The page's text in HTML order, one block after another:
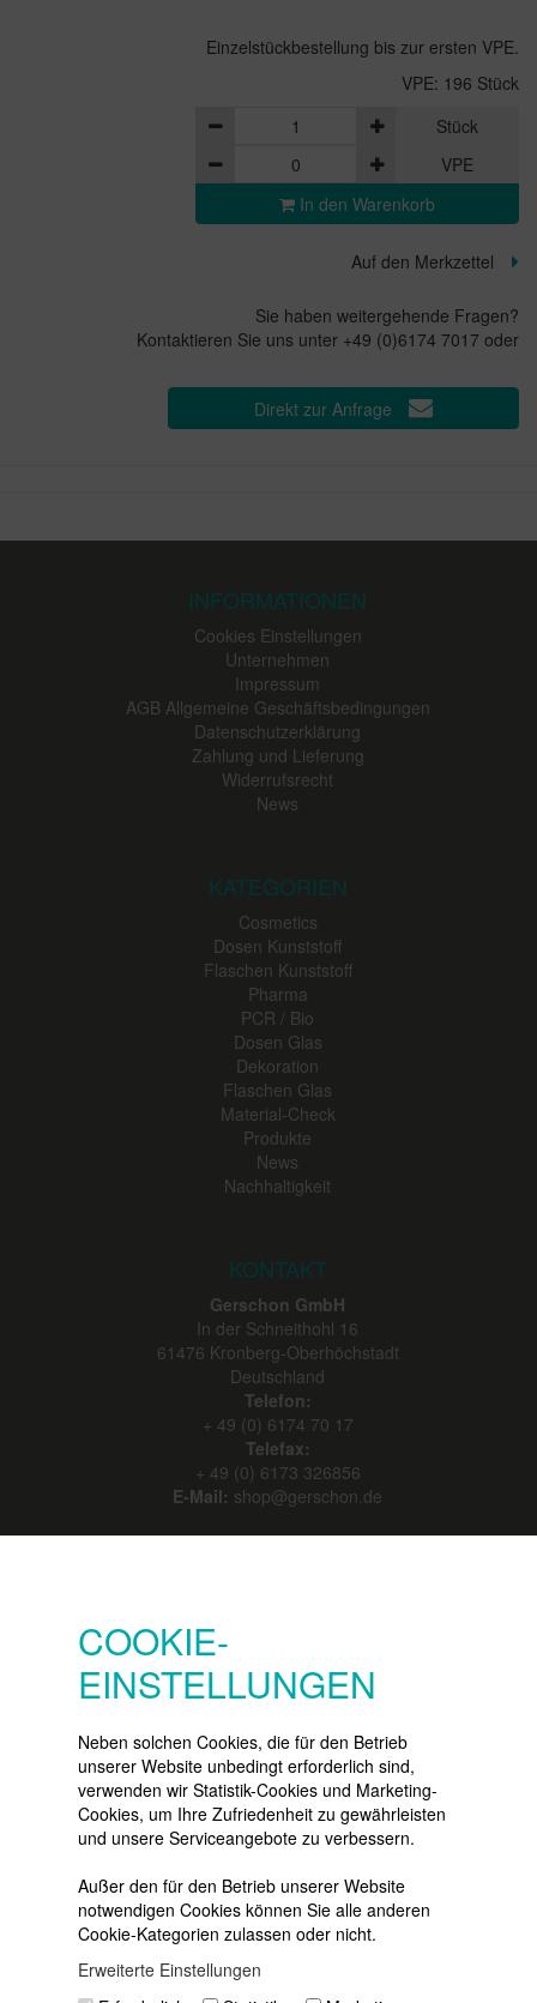
Einzelstückbestellung bis zur ersten VPE.
VPE: 196 Stück
Stück
VPE
In den Warenkorb
Auf den Merkzettel
Sie haben weitergehende Fragen?
Kontaktieren Sie uns unter +49 (0)6174 7017 oder
Direkt zur Anfrage
INFORMATIONEN
Cookies Einstellungen
Unternehmen
Impressum
AGB Allgemeine Geschäftsbedingungen
Datenschutzerklärung
Zahlung und Lieferung
Widerrufsrecht
News
KATEGORIEN
Cosmetics
Dosen Kunststoff
Flaschen Kunststoff
Pharma
PCR / Bio
Dosen Glas
Dekoration
Flaschen Glas
Material-Check
Produkte
News
Nachhaltigkeit
KONTAKT
Gerschon GmbH
In der Schneithohl 16
61476 Kronberg-Oberhöchstadt
Deutschland
Telefon:
+ 49 (0) 6174 70 17
Telefax:
+ 49 (0) 6173 326856
E-Mail: shop@gerschon.de
Warenkorb
Vertrag widerrufen
NEWSLETTER
besten Angebote
per E-Mail:
Newsletter
Abonnieren
COOKIE-
EINSTELLUNGEN
Neben solchen Cookies, die für den Betrieb
unserer Website unbedingt erforderlich sind,
verwenden wir Statistik-Cookies und Marketing-
Cookies, um Ihre Zufriedenheit zu gewährleisten
und unsere Serviceangebote zu verbessern.
Außer den für den Betrieb unserer Website
notwendigen Cookies können Sie alle anderen
Cookie-Kategorien zulassen oder nicht.
Erweiterte Einstellungen